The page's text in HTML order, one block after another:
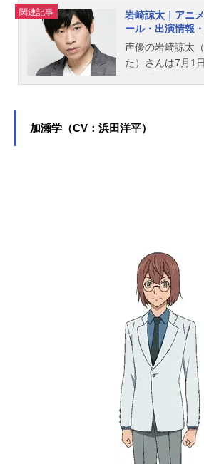
関連記事
岩崎諒太｜アニ
ール・出演情報
声優の岩崎諒太
た）さんは7月1
作品のキャラク
加瀬学（CV：浜田洋平）